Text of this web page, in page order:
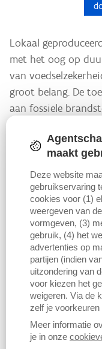
Lokaal
met het oog op
van
groot belang. De
aan fossiele
toenemende
immers de
Vlaanderen nodig
Vlamingen lokaal
antwoord op deze
de food footprint.
Lokaal geproduceerd
duurzaamheid
lokaal voedsel
toenemende bevolking,
toenemende
toenemende
voedselzekerheid.
maakt
Deze website
gebruikservaring
cookies voor (1)
weergeven van
vormgeven, (3)
gebruik, (4) het
advertenties op
partijen (indien
uitzondering van
voor kiezen het
weigeren. Via de
zelf je
Meer informatie
je in onze